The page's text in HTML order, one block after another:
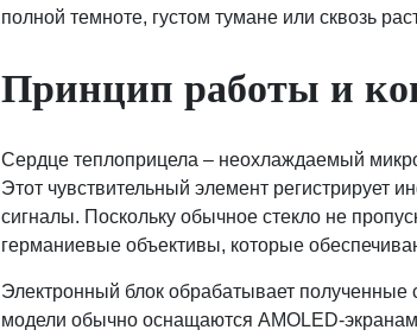
полной темноте, густом тумане или сквозь
Принцип работы и
Сердце теплоприцела – неохлаждаемый
Этот чувствительный элемент регистрирует
сигналы. Поскольку обычное стекло не
германиевые объективы, которые
Электронный блок обрабатывает
модели обычно оснащаются AMOLED-